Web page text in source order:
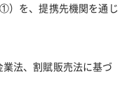
）を、提携先機関を通じ
法、割賦販売法に基づ